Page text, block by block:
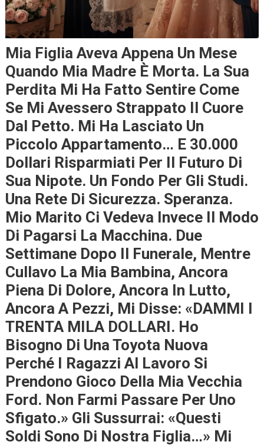
Mia Figlia Aveva Appena Un Mese
Quando Mia Madre È Morta. La Sua
Perdita Mi Ha Fatto Sentire Come
Se Mi Avessero Strappato Il Cuore
Dal Petto. Mi Ha Lasciato Un
Piccolo Appartamento… E 30.000
Dollari Risparmiati Per Il Futuro Di
Sua Nipote. Un Fondo Per Gli Studi.
Una Rete Di Sicurezza. Speranza.
Mio Marito Ci Vedeva Invece Il Modo
Di Pagarsi La Macchina. Due
Settimane Dopo Il Funerale, Mentre
Cullavo La Mia Bambina, Ancora
Piena Di Dolore, Ancora In Lutto,
Ancora A Pezzi, Mi Disse: «DAMMI I
TRENTA MILA DOLLARI. Ho
Bisogno Di Una Toyota Nuova
Perché I Ragazzi Al Lavoro Si
Prendono Gioco Della Mia Vecchia
Ford. Non Farmi Passare Per Uno
Sfigato.» Gli Sussurrai: «Questi
Soldi Sono Di Nostra Figlia…» Mi